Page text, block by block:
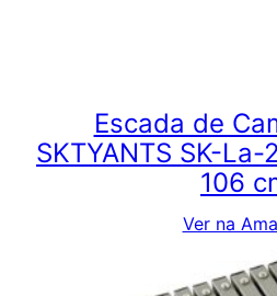
Escada de
SKTYANTS SK-
106
Ver na